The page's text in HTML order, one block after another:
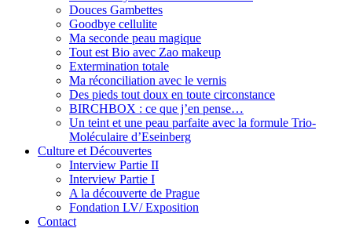
Douces Gambettes
Goodbye cellulite
Ma seconde peau magique
Tout est Bio avec Zao makeup
Extermination totale
Ma réconciliation avec le vernis
Des pieds tout doux en toute circonstance
BIRCHBOX : ce que j’en pense…
Un teint et une peau parfaite avec la formule Trio-
Moléculaire d’Eseinberg
Culture et Découvertes
Interview Partie II
Interview Partie I
A la découverte de Prague
Fondation LV/ Exposition
Contact